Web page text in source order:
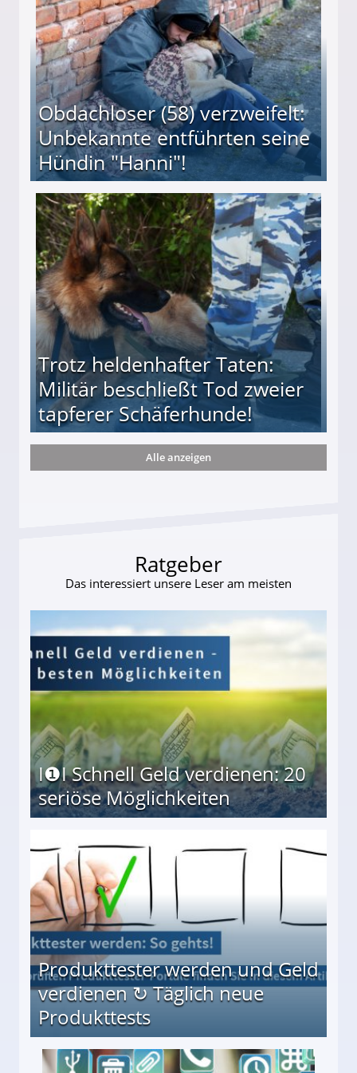
Obdachloser (58) verzweifelt:
Unbekannte entführten seine
Hündin "Hanni"!
entführten seine Hündin "Hanni"!
Trotz heldenhafter Taten:
Militär beschließt Tod zweier
tapferer Schäferhunde!
Tod zweier tapferer Schäferhunde!
Alle anzeigen
Ratgeber
Das interessiert unsere Leser am meisten
I❶I Schnell Geld verdienen: 20
seriöse Möglichkeiten
Produkttester werden und Geld
verdienen ↻ Täglich neue
Produkttests
↻ Täglich neue Produkttests